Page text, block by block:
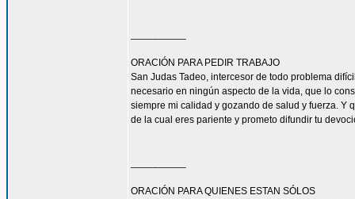
ORACIÓN PARA PEDIR TRABAJO
San Judas Tadeo, intercesor de todo problema
necesario en ningún aspecto de la vida, que lo
siempre mi calidad y gozando de salud y fuerza. Y
de la cual eres pariente y prometo difundir tu
ORACIÓN PARA QUIENES ESTAN SÓLOS